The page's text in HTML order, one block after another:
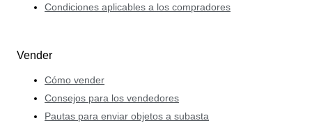
Condiciones aplicables a los compradores
Vender
Cómo vender
Consejos para los vendedores
Pautas para enviar objetos a subasta